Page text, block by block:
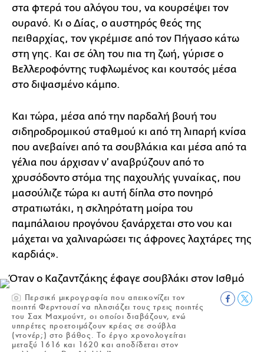
στα φτερά του αλόγου του, να κουρσέψει τον
ουρανό. Κι ο Δίας, ο αυστηρός θεός της
πειθαρχίας, τον γκρέμισε από τον Πήγασο κάτω
στη γης. Και σε όλη του πια τη ζωή, γύρισε ο
Βελλεροφόντης τυφλωμένος και κουτσός μέσα
στο διψασμένο κάμπο.
Και τώρα, μέσα από την παρδαλή βουή του
σιδηροδρομικού σταθμού κι από τη λιπαρή κνίσα
που ανεβαίνει από τα σουβλάκια και μέσα από τα
γέλια που άρχισαν ν’ αναβρύζουν από το
χρυσόδοντο στόμα της παχουλής γυναίκας, που
μασούλιζε τώρα κι αυτή δίπλα στο πονηρό
στρατιωτάκι, η σκληρότατη μοίρα του
παμπάλαιου προγόνου ξανάρχεται στο νου και
μάχεται να χαλιναρώσει τις άφρονες λαχτάρες της
καρδιάς».
Περσική μικρογραφία που απεικονίζει τον
ποιητή Φερντουσί να πλησιάζει τους τρεις ποιητές
του Σαχ Μαχμούντ, οι οποίοι διαβάζουν, ενώ
υπηρέτες προετοιμάζουν κρέας σε σούβλα
(ντονέρ;) στο βάθος. Το έργο χρονολογείται
μεταξύ 1616 και 1620 και αποδίδεται στον